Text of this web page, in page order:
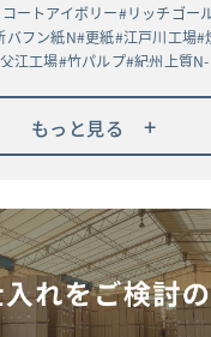
ートアイボリー リッチゴー
バフン紙N 更紙 江戸川工場
江工場 竹パルプ 紀州上質
もっと見る +